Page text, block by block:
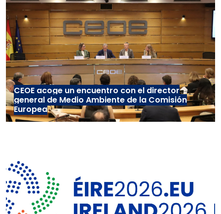
CEOE acoge un encuentro con el director
general de Medio Ambiente de la Comisión
Europea